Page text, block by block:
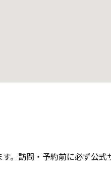
。訪問・予約前に必ず公式